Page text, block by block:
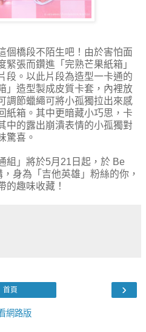
橋段不陌生吧！由於害怕面
張而鑽進「完熟芒果紙箱」
段。以此片段為造型一卡通的
」造型製成皮質卡套，內裡放
調節蠟繩可將小孤獨拉出來感
紙箱。其中更暗藏小巧思，卡
中的露出崩潰表情的小孤獨對
驚喜。
」將於5月21日起，於 Be
身為「吉他英雄」粉絲的你，
的趣味收藏！
›
首頁
網路版